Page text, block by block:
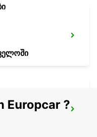
Europcar ?